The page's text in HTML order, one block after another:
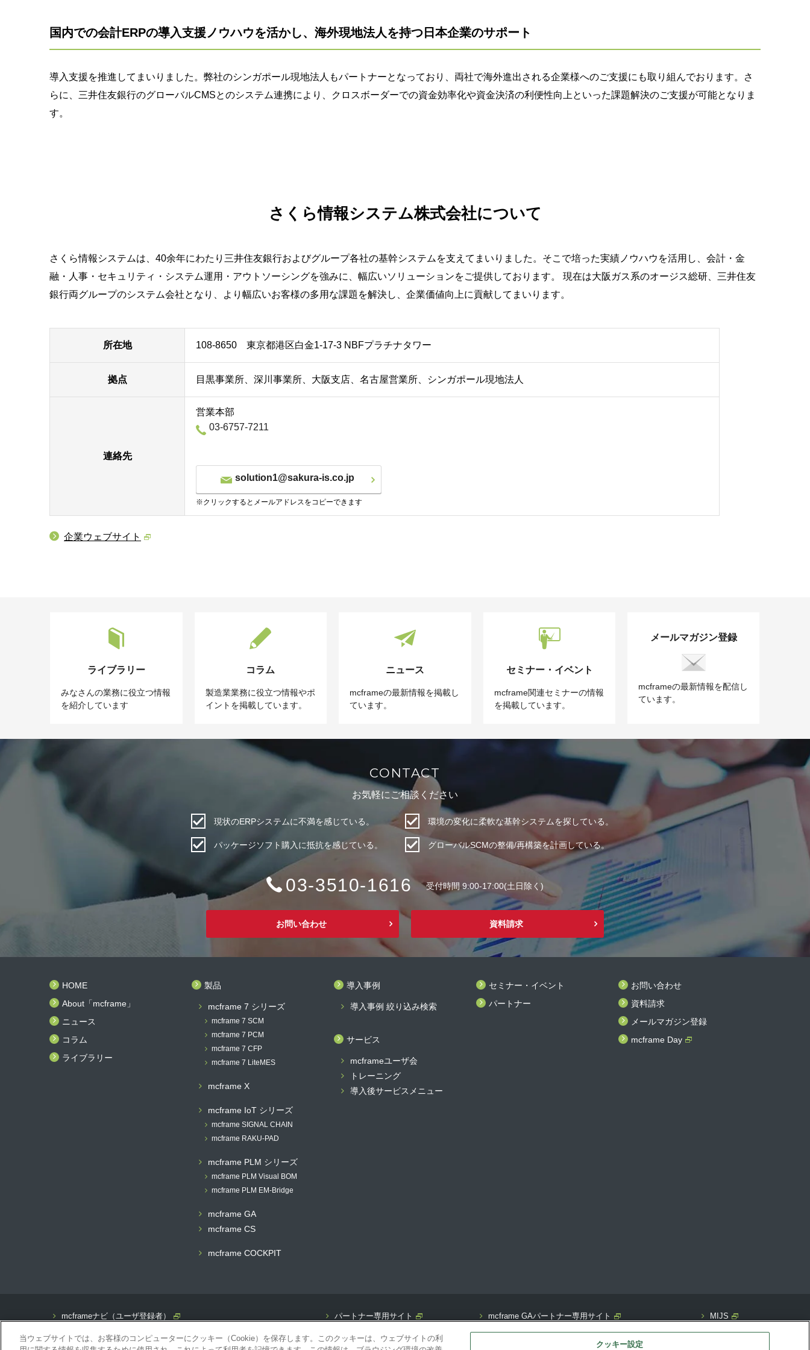
国内での会計ERPの導入支援ノウハウを活かし、海外現地法人を持つ日本企業のサポート
導入支援を推進してまいりました。弊社のシンガポール現地法人もパートナーとなっており、両社で海外進出される企業様へのご支援にも取り組んでおります。さ
らに、三井住友銀行のグローバルCMSとのシステム連携により、クロスボーダーでの資金効率化や資金決済の利便性向上といった課題解決のご支援が可能となりま
す。
さくら情報システム株式会社について
さくら情報システムは、40余年にわたり三井住友銀行およびグループ各社の基幹システムを支えてまいりました。そこで培った実績ノウハウを活用し、会計・金
融・人事・セキュリティ・システム運用・アウトソーシングを強みに、幅広いソリューションをご提供しております。 現在は大阪ガス系のオージス総研、三井住友
銀行両グループのシステム会社となり、より幅広いお客様の多用な課題を解決し、企業価値向上に貢献してまいります。
所在地 108-8650 東京都港区白金1-17-3 NBFプラチナタワー
拠点 目黒事業所、深川事業所、大阪支店、名古屋営業所、シンガポール現地法人
連絡先
営業本部
03-6757-7211
solution1@sakura-is.co.jp
※クリックするとメールアドレスをコピーできます
企業ウェブサイト
ライブラリー
みなさんの業務に役立つ情報
を紹介しています
コラム
製造業業務に役立つ情報やポ
イントを掲載しています。
ニュース
mcframeの最新情報を掲載し
ています。
セミナー・イベント
mcframe関連セミナーの情報
を掲載しています。
メールマガジン登録
mcframeの最新情報を配信し
ています。
CONTACT
お気軽にご相談ください
現状のERPシステムに不満を感じている。 環境の変化に柔軟な基幹システムを探している。
パッケージソフト購入に抵抗を感じている。 グローバルSCMの整備/再構築を計画している。
03-3510-1616 受付時間 9:00-17:00(土日除く)
お問い合わせ 資料請求
HOME
About「mcframe」
ニュース
コラム
ライブラリー
製品
mcframe 7 シリーズ
mcframe 7 SCM
mcframe 7 PCM
mcframe 7 CFP
mcframe 7 LiteMES
mcframe X
mcframe IoT シリーズ
mcframe SIGNAL CHAIN
mcframe RAKU-PAD
mcframe PLM シリーズ
mcframe PLM Visual BOM
mcframe PLM EM-Bridge
mcframe GA
mcframe CS
mcframe COCKPIT
導入事例
導入事例 絞り込み検索
サービス
mcframeユーザ会
トレーニング
導入後サービスメニュー
セミナー・イベント
パートナー
お問い合わせ
資料請求
メールマガジン登録
mcframe Day
mcframeナビ（ユーザ登録者）
ID発行をご希望の方はこちら
パートナー専用サイト mcframe GAパートナー専用サイト MIJS
当ウェブサイトでは、お客様のコンピューターにクッキー（Cookie）を保存します。このクッキーは、ウェブサイトの利
クッキー設定